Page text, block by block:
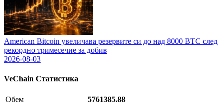
American Bitcoin увеличава резервите си до над 8000 BTC след
рекордно тримесечие за добив
2026-08-03
VeChain Статистика
Обем
5761385.88